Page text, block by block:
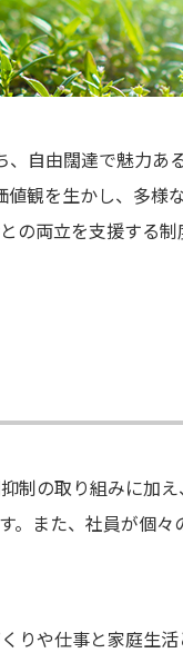
自由闊達で魅力
観を生かし、多
両立を支援する制
制の取り組みに加
また、社員が個
や仕事と家庭生